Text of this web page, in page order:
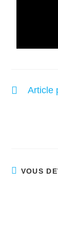
Article
VOUS